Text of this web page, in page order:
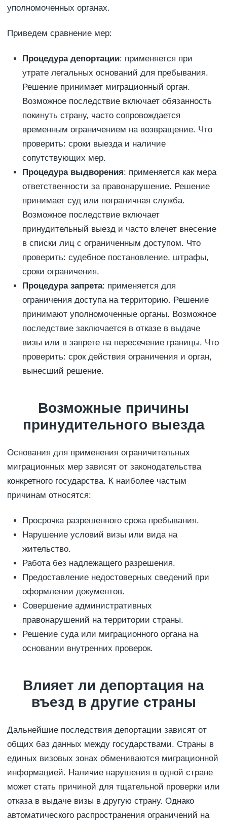
уполномоченных органах.
Приведем сравнение мер:
Процедура депортации: применяется при
утрате легальных оснований для пребывания.
Решение принимает миграционный орган.
Возможное последствие включает обязанность
покинуть страну, часто сопровождается
временным ограничением на возвращение. Что
проверить: сроки выезда и наличие
сопутствующих мер.
Процедура выдворения: применяется как мера
ответственности за правонарушение. Решение
принимает суд или пограничная служба.
Возможное последствие включает
принудительный выезд и часто влечет внесение
в списки лиц с ограниченным доступом. Что
проверить: судебное постановление, штрафы,
сроки ограничения.
Процедура запрета: применяется для
ограничения доступа на территорию. Решение
принимают уполномоченные органы. Возможное
последствие заключается в отказе в выдаче
визы или в запрете на пересечение границы. Что
проверить: срок действия ограничения и орган,
вынесший решение.
Возможные причины
принудительного выезда
Основания для применения ограничительных
миграционных мер зависят от законодательства
конкретного государства. К наиболее частым
причинам относятся:
Просрочка разрешенного срока пребывания.
Нарушение условий визы или вида на
жительство.
Работа без надлежащего разрешения.
Предоставление недостоверных сведений при
оформлении документов.
Совершение административных
правонарушений на территории страны.
Решение суда или миграционного органа на
основании внутренних проверок.
Влияет ли депортация на
въезд в другие страны
Дальнейшие последствия депортации зависят от
общих баз данных между государствами. Страны в
единых визовых зонах обмениваются миграционной
информацией. Наличие нарушения в одной стране
может стать причиной для тщательной проверки или
отказа в выдаче визы в другую страну. Однако
автоматического распространения ограничений на